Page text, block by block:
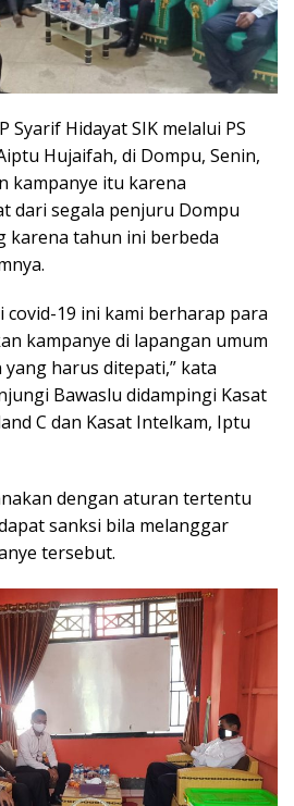
Syarif Hidayat SIK melalui PS
Hujaifah, di Dompu, Senin,
kampanye itu karena
dari segala penjuru Dompu
karena tahun ini berbeda
covid-19 ini kami berharap para
kampanye di lapangan umum
harus ditepati,” kata
Bawaslu didampingi Kasat
C dan Kasat Intelkam, Iptu
dengan aturan tertentu
sanksi bila melanggar
tersebut.